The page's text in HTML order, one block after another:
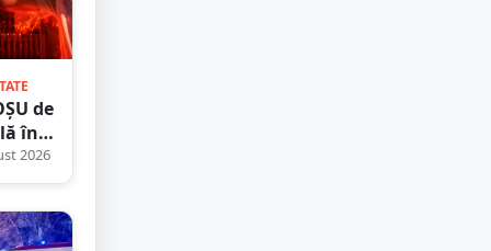
de
în
Satu
să vă
2026